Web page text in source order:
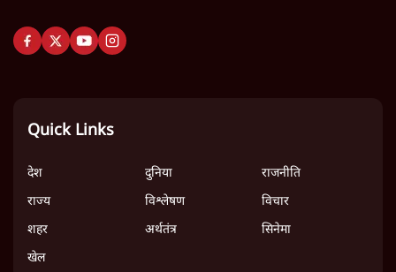
Quick Links
देश दुनिया
राजनीति
राज्य
विश्लेषण
विचार
शहर
अर्थतंत्र
सिनेमा
खेल